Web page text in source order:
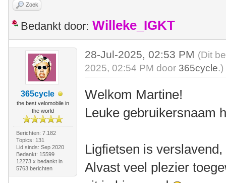
Zoek
Bedankt door: Willeke_IGKT
365cycle
the best velomobile in
the world
Berichten: 7.182
Topics: 131
Lid sinds: Sep 2020
Bedankt: 15599
12273 x bedankt in
5763 berichten
28-Jul-2025, 02:53 PM (Dit
2025, 02:54 PM door 365cycle.)
Welkom Martine!
Leuke gebruikersnaam
Ligfietsen is
Alvast veel plezier